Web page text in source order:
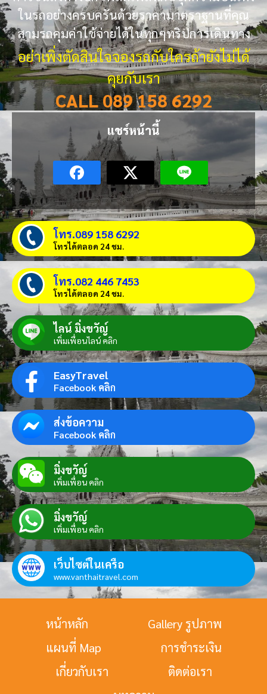
ในรถอย่างครบครันด้วยราคามาตราฐานที่คุณ
สามรถคุมค่าใช้จ่ายได้ในทุกๆทริปการเดินทาง
อย่าเพิ่งตัดสินใจจองรถกับใครถ้ายังไม่ได้
คุยกับเรา
CALL 089 158 6292
แชร์หน้านี้
โทร.089 158 6292
โทรได้ตลอด 24 ชม.
โทร.082 446 7453
โทรได้ตลอด 24 ชม.
ไลน์ มิ่งขวัญ์
เพิ่มเพื่อนไลน์ คลิก
EasyTravel
Facebook คลิก
ส่งข้อความ
Facebook คลิก
มิ่งขวัญ์
เพิ่มเพื่อน คลิก
มิ่งขวัญ์
เพิ่มเพื่อน คลิก
เว็บไซต์ในเครือ
www.vanthaitravel.com
หน้าหลัก
Gallery รูปภาพ
แผนที่ Map
การชำระเงิน
เกี่ยวกับเรา
ติดต่อเรา